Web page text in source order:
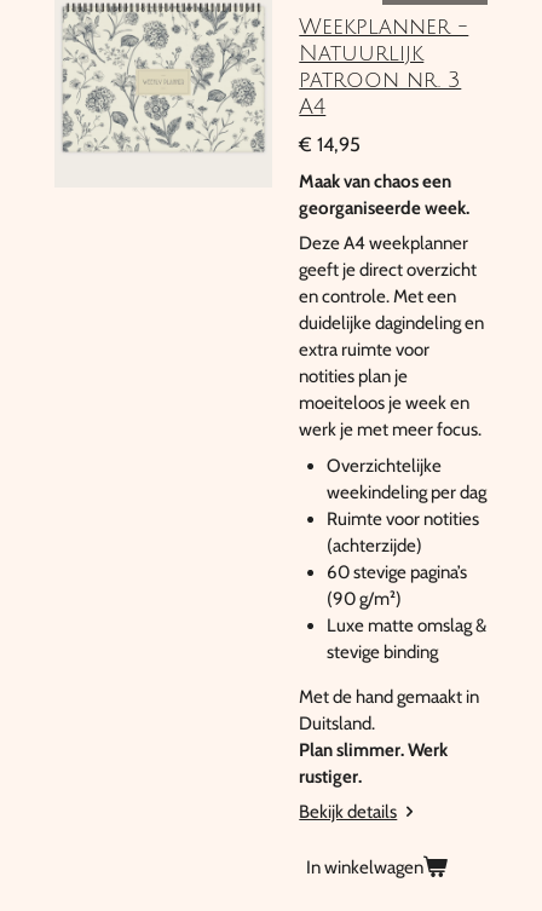
Weekplanner -
Natuurlijk
patroon nr. 3
A4
€ 14,95
Maak van chaos een
georganiseerde week.
Deze A4 weekplanner
geeft je direct overzicht
en controle. Met een
duidelijke dagindeling en
extra ruimte voor
notities plan je
moeiteloos je week en
werk je met meer focus.
Overzichtelijke
weekindeling per dag
Ruimte voor notities
(achterzijde)
60 stevige pagina’s
(90 g/m²)
Luxe matte omslag &
stevige binding
Met de hand gemaakt in
Duitsland.
Plan slimmer. Werk
rustiger.
Bekijk details
In winkelwagen